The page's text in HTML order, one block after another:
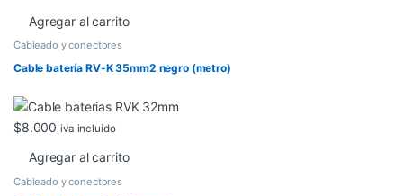
Agregar al carrito
Cableado y conectores
Cable batería RV-K 35mm2 negro (metro)
$8.000 iva incluido
Agregar al carrito
Cableado y conectores